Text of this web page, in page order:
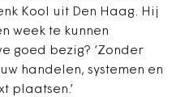
Kool uit Den Haag. Hij
week te kunnen
goed bezig? ‘Zonder
handelen, systemen en
plaatsen.’